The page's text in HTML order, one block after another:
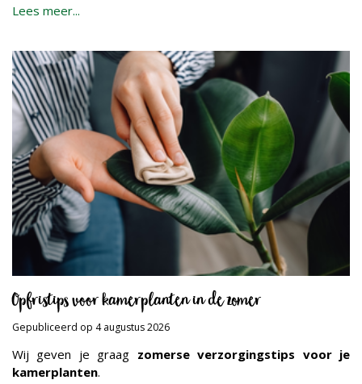
Lees meer...
Opfristips voor kamerplanten in de zomer
Gepubliceerd op 4 augustus 2026
Wij geven je graag zomerse verzorgingstips voor je
kamerplanten.